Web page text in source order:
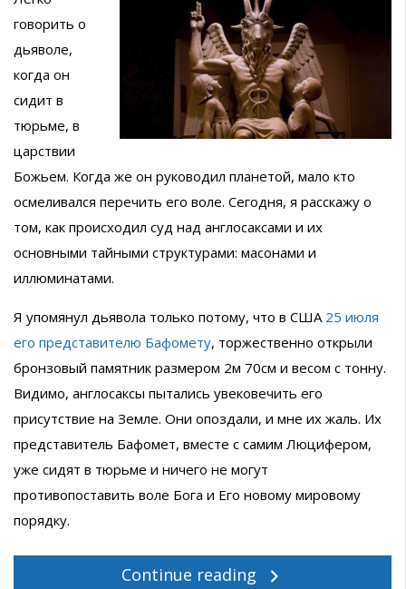
говорить о
дьяволе,
когда он
сидит в
тюрьме, в
царствии
Божьем. Когда же он руководил планетой, мало кто
осмеливался перечить его воле. Сегодня, я расскажу о
том, как происходил суд над англосаксами и их
основными тайными структурами: масонами и
иллюминатами.
Я упомянул дьявола только потому, что в США25 июля
его представителю Бафомету, торжественно открыли
бронзовый памятник размером 2м 70см и весом с тонну.
Видимо, англосаксы пытались увековечить его
присутствие на Земле. Они опоздали, и мне их жаль. Их
представитель Бафомет, вместе с самим Люцифером,
уже сидят в тюрьме и ничего не могут
противопоставить воле Бога и Его новому мировому
порядку.
Continue reading